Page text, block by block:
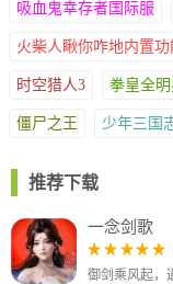
1、将所有波数的敌人
队的胜利。
个关卡只有一条生命
吸血鬼幸存者国际服
火柴人瞅你咋地内置功
时空猎人3 拳皇全
僵尸之王 少年三国
推荐下载
一念剑歌
御剑乘风起，